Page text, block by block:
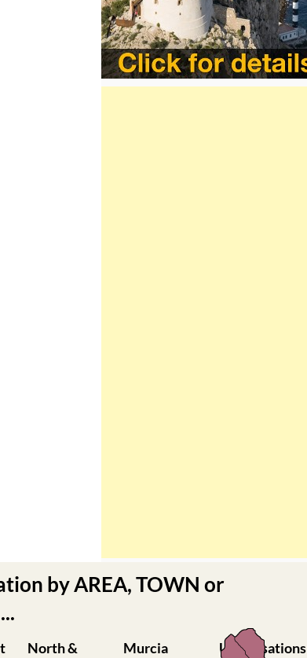
by AREA, TOWN or
North &
Murcia
Urbanisations